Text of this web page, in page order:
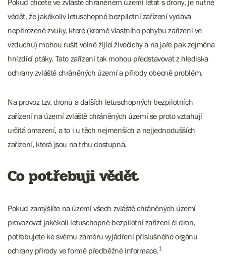
Pokud chcete ve zvláště chráněném území létat s drony, je nutné
vědět, že jakékoliv letuschopné bezpilotní zařízení vydává
nepřirozené zvuky, které (kromě vlastního pohybu zařízení ve
vzduchu) mohou rušit volně žijící živočichy a na jaře pak zejména
hnízdící ptáky. Tato zařízení tak mohou představovat z hlediska
ochrany zvláště chráněných území a přírody obecně problém.
Na provoz tzv. dronů a dalších letuschopných bezpilotních
zařízení na území zvláště chráněných území se proto vztahují
určitá omezení, a to i u těch nejmenších a nejjednodušších
zařízení, která jsou na trhu dostupná.
Co potřebuji vědět
Pokud zamýšlíte na území všech zvláště chráněných území
provozovat jakékoli letuschopné bezpilotní zařízení či dron,
potřebujete ke svému záměru vyjádření příslušného orgánu
ochrany přírody ve formě předběžné informace.1